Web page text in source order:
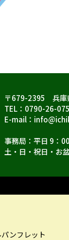
〒679-2395 兵庫
TEL：0790-26-
E-mail：
事務局：平日 9：
土・日・祝日・お
ンフレット